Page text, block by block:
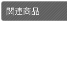
関連商品